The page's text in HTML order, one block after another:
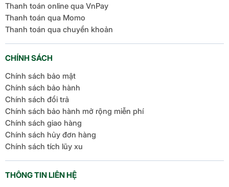
Thanh toán online qua VnPay
Thanh toán qua Momo
Thanh toán qua chuyển khoản
CHÍNH SÁCH
Chính sách bảo mật
Chính sách bảo hành
Chính sách đổi trả
Chính sách bảo hành mở rộng miễn phí
Chính sách giao hàng
Chính sách hủy đơn hàng
Chính sách tích lũy xu
THÔNG TIN LIÊN HỆ